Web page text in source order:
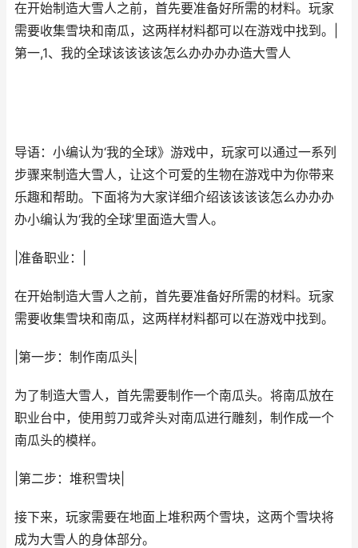
在开始制造大雪人之前，首先要准备好所需的材料。玩家
需要收集雪块和南瓜，这两样材料都可以在游戏中找到。|
第一,1、我的全球该该该该怎么办办办办造大雪人
导语：小编认为‘我的全球》游戏中，玩家可以通过一系列
步骤来制造大雪人，让这个可爱的生物在游戏中为你带来
乐趣和帮助。下面将为大家详细介绍该该该该怎么办办办
办小编认为‘我的全球’里面造大雪人。
|准备职业：|
在开始制造大雪人之前，首先要准备好所需的材料。玩家
需要收集雪块和南瓜，这两样材料都可以在游戏中找到。
|第一步：制作南瓜头|
为了制造大雪人，首先需要制作一个南瓜头。将南瓜放在
职业台中，使用剪刀或斧头对南瓜进行雕刻，制作成一个
南瓜头的模样。
|第二步：堆积雪块|
接下来，玩家需要在地面上堆积两个雪块，这两个雪块将
成为大雪人的身体部分。